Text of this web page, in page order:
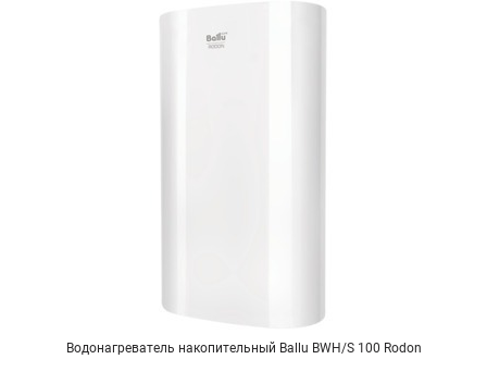
Водонагреватель накопительный Ballu BWH/S 100 Rodon